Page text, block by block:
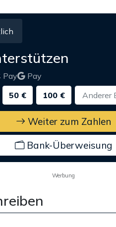
Pay
Pay
50 € 100 €
Weiter zum Zahlen
Bank-Überweisung
Werbung